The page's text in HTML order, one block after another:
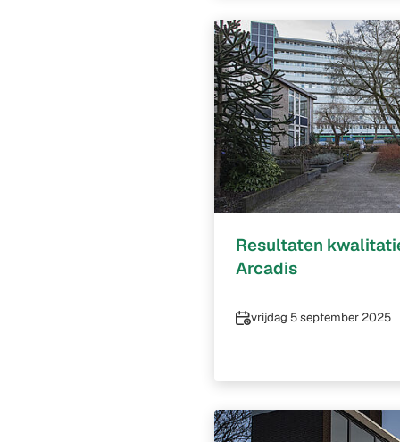
Resultaten
Arcadis
Datum
vrijdag 5 september 2025